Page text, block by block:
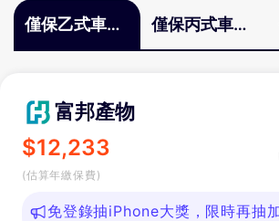
僅保乙式車體
險
僅保丙式車體
險
富邦產物
$12,233
(估算年繳保費)
免登錄抽iPhone大獎，限時再抽